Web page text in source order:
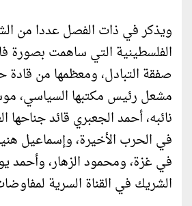
ويذكر في ذات الفصل عددا من
الفلسطينية التي ساهمت بصورة
صفقة التبادل، ومعظمها من
مشعل رئيس مكتبها السياسي،
نائبه، أحمد الجعبري قائد
في الحرب الأخيرة، وإسماعيل
في غزة، ومحمود الزهار،
الشريك في القناة السرية